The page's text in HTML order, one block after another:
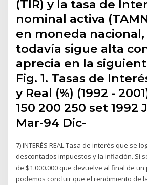
(TIR) y la tasa de
nominal activa
en moneda
todavía sigue alta
aprecia en la
Fig. 1. Tasas de
y Real (%) (1992 -
150 200 250 set 1992
Mar-94 Dic-
7) INTERÉS REAL Tasa de interés que se
descontados impuestos y la inflación. Si
de $1.000.000 que devuelve al final de un
podemos concluir que el rendimiento de